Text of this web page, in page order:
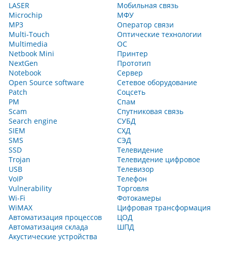
LASER
Microchip
MP3
Multi‑Touch
Multimedia
Netbook Mini
NextGen
Notebook
Open Source software
Patch
PM
Scam
Search engine
SIEM
SMS
SSD
Trojan
USB
VoIP
Vulnerability
Wi-Fi
WiMAX
Автоматизация процессов
Автоматизация склада
Акустические устройства
Мобильная связь
МФУ
Оператор связи
Оптические технологии
ОС
Принтер
Прототип
Сервер
Сетевое оборудование
Соцсеть
Спам
Спутниковая связь
СУБД
СХД
СЭД
Телевидение
Телевидение цифровое
Телевизор
Телефон
Торговля
Фотокамеры
Цифровая трансформация
ЦОД
ШПД